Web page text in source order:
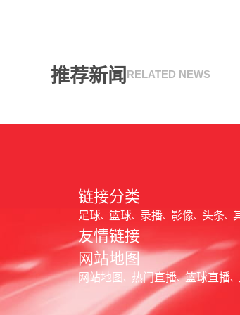
推荐新闻 RELATED NEWS
链接分类
足球 篮球 录播 影像 头条
友情链接
网站地图
网站地图 热门直播 篮球直播